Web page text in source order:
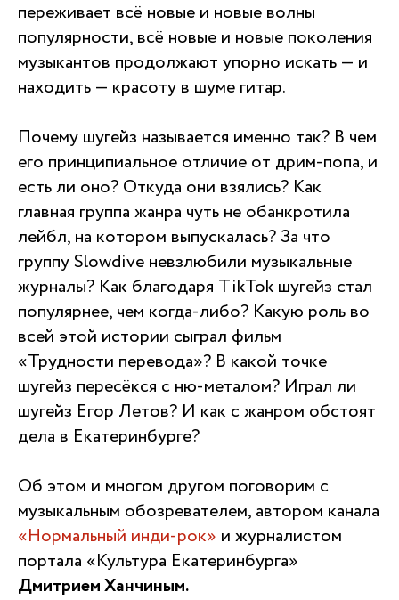
переживает всё новые и новые волны
популярности, всё новые и новые поколения
музыкантов продолжают упорно искать — и
находить — красоту в шуме гитар.
Почему шугейз называется именно так? В чем
его принципиальное отличие от дрим-попа, и
есть ли оно? Откуда они взялись? Как
главная группа жанра чуть не обанкротила
лейбл, на котором выпускалась? За что
группу Slowdive невзлюбили музыкальные
журналы? Как благодаря TikTok шугейз стал
популярнее, чем когда-либо? Какую роль во
всей этой истории сыграл фильм
«Трудности перевода»? В какой точке
шугейз пересёкся с ню-металом? Играл ли
шугейз Егор Летов? И как с жанром обстоят
дела в Екатеринбурге?
Об этом и многом другом поговорим с
музыкальным обозревателем, автором канала
«Нормальный инди-рок» и журналистом
портала «Культура Екатеринбурга»
Дмитрием Ханчиным.